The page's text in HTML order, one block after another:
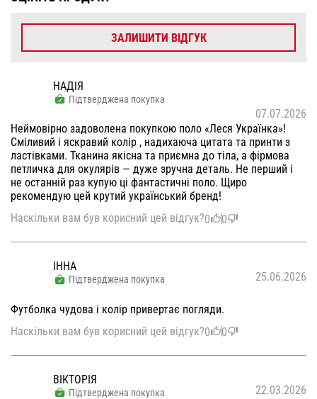
ЗАЛИШИТИ ВІДГУК
НАДІЯ
Підтверджена покупка
07.07.2026
Неймовірно задоволена покупкою поло «Леся Українка»!
Сміливий і яскравий колір , надихаюча цитата та принти з
ластівками. Тканина якісна та приємна до тіла, а фірмова
петличка для окулярів — дуже зручна деталь. Не перший і
не останній раз купую ці фантастичні поло. Щиро
рекомендую цей крутий український бренд!
Наскільки вам був корисний цей відгук?0 0
ІННА
Підтверджена покупка 25.06.2026
Футболка чудова і колір привертає погляди.
Наскільки вам був корисний цей відгук?0 0
ВІКТОРІЯ
Підтверджена покупка 22.03.2026